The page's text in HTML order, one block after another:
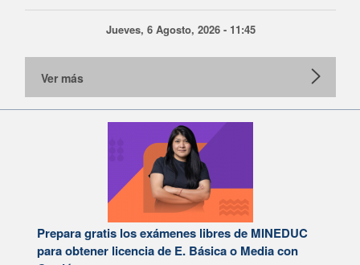
Jueves, 6 Agosto, 2026 - 11:45
Ver más
Prepara gratis los exámenes libres de MINEDUC
para obtener licencia de E. Básica o Media con